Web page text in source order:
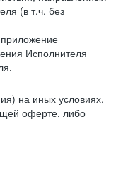
(в т.ч. без
Исполнителя
на иных условиях,
оферте, либо